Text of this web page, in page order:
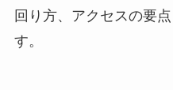
回り方、アクセスの要
す。